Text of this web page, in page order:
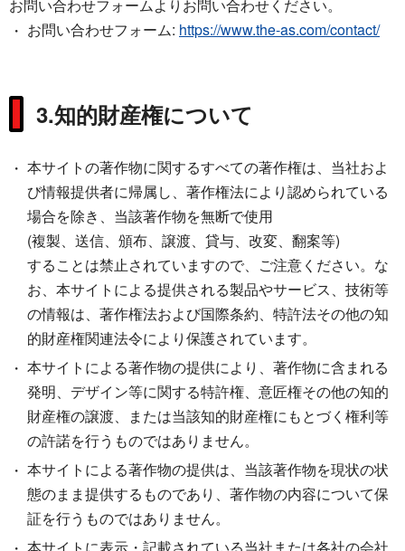
お問い合わせフォームよりお問い合わせください。
お問い合わせフォーム: https://www.the-as.com/contact/
3.知的財産権について
本サイトの著作物に関するすべての著作権は、当社およ
び情報提供者に帰属し、著作権法により認められている
場合を除き、当該著作物を無断で使用
(複製、送信、頒布、譲渡、貸与、改変、翻案等)
することは禁止されていますので、ご注意ください。な
お、本サイトによる提供される製品やサービス、技術等
の情報は、著作権法および国際条約、特許法その他の知
的財産権関連法令により保護されています。
本サイトによる著作物の提供により、著作物に含まれる
発明、デザイン等に関する特許権、意匠権その他の知的
財産権の譲渡、または当該知的財産権にもとづく権利等
の許諾を行うものではありません。
本サイトによる著作物の提供は、当該著作物を現状の状
態のまま提供するものであり、著作物の内容について保
証を行うものではありません。